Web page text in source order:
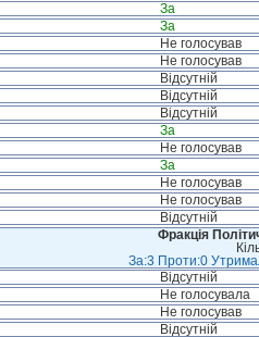
За
За
Не голосував
Не голосував
Відсутній
Відсутній
Відсутній
За
Не голосував
За
Не голосував
Не голосував
Відсутній
Фракція
За:3 Проти:0
Відсутній
Не голосувала
Не голосував
Відсутній